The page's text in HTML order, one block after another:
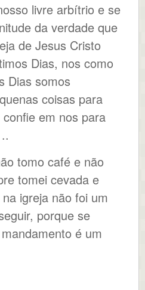
livre arbítrio e se
da verdade que
de Jesus Cristo
Dias, nos como
Dias somos
coisas para
em nos para
tomo café e não
tomei cevada e
igreja não foi um
porque se
é um